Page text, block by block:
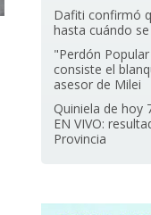
Dafiti confirmó
hasta cuándo
"Perdón
consiste el
asesor de Milei
Quiniela de hoy
EN VIVO:
Provincia